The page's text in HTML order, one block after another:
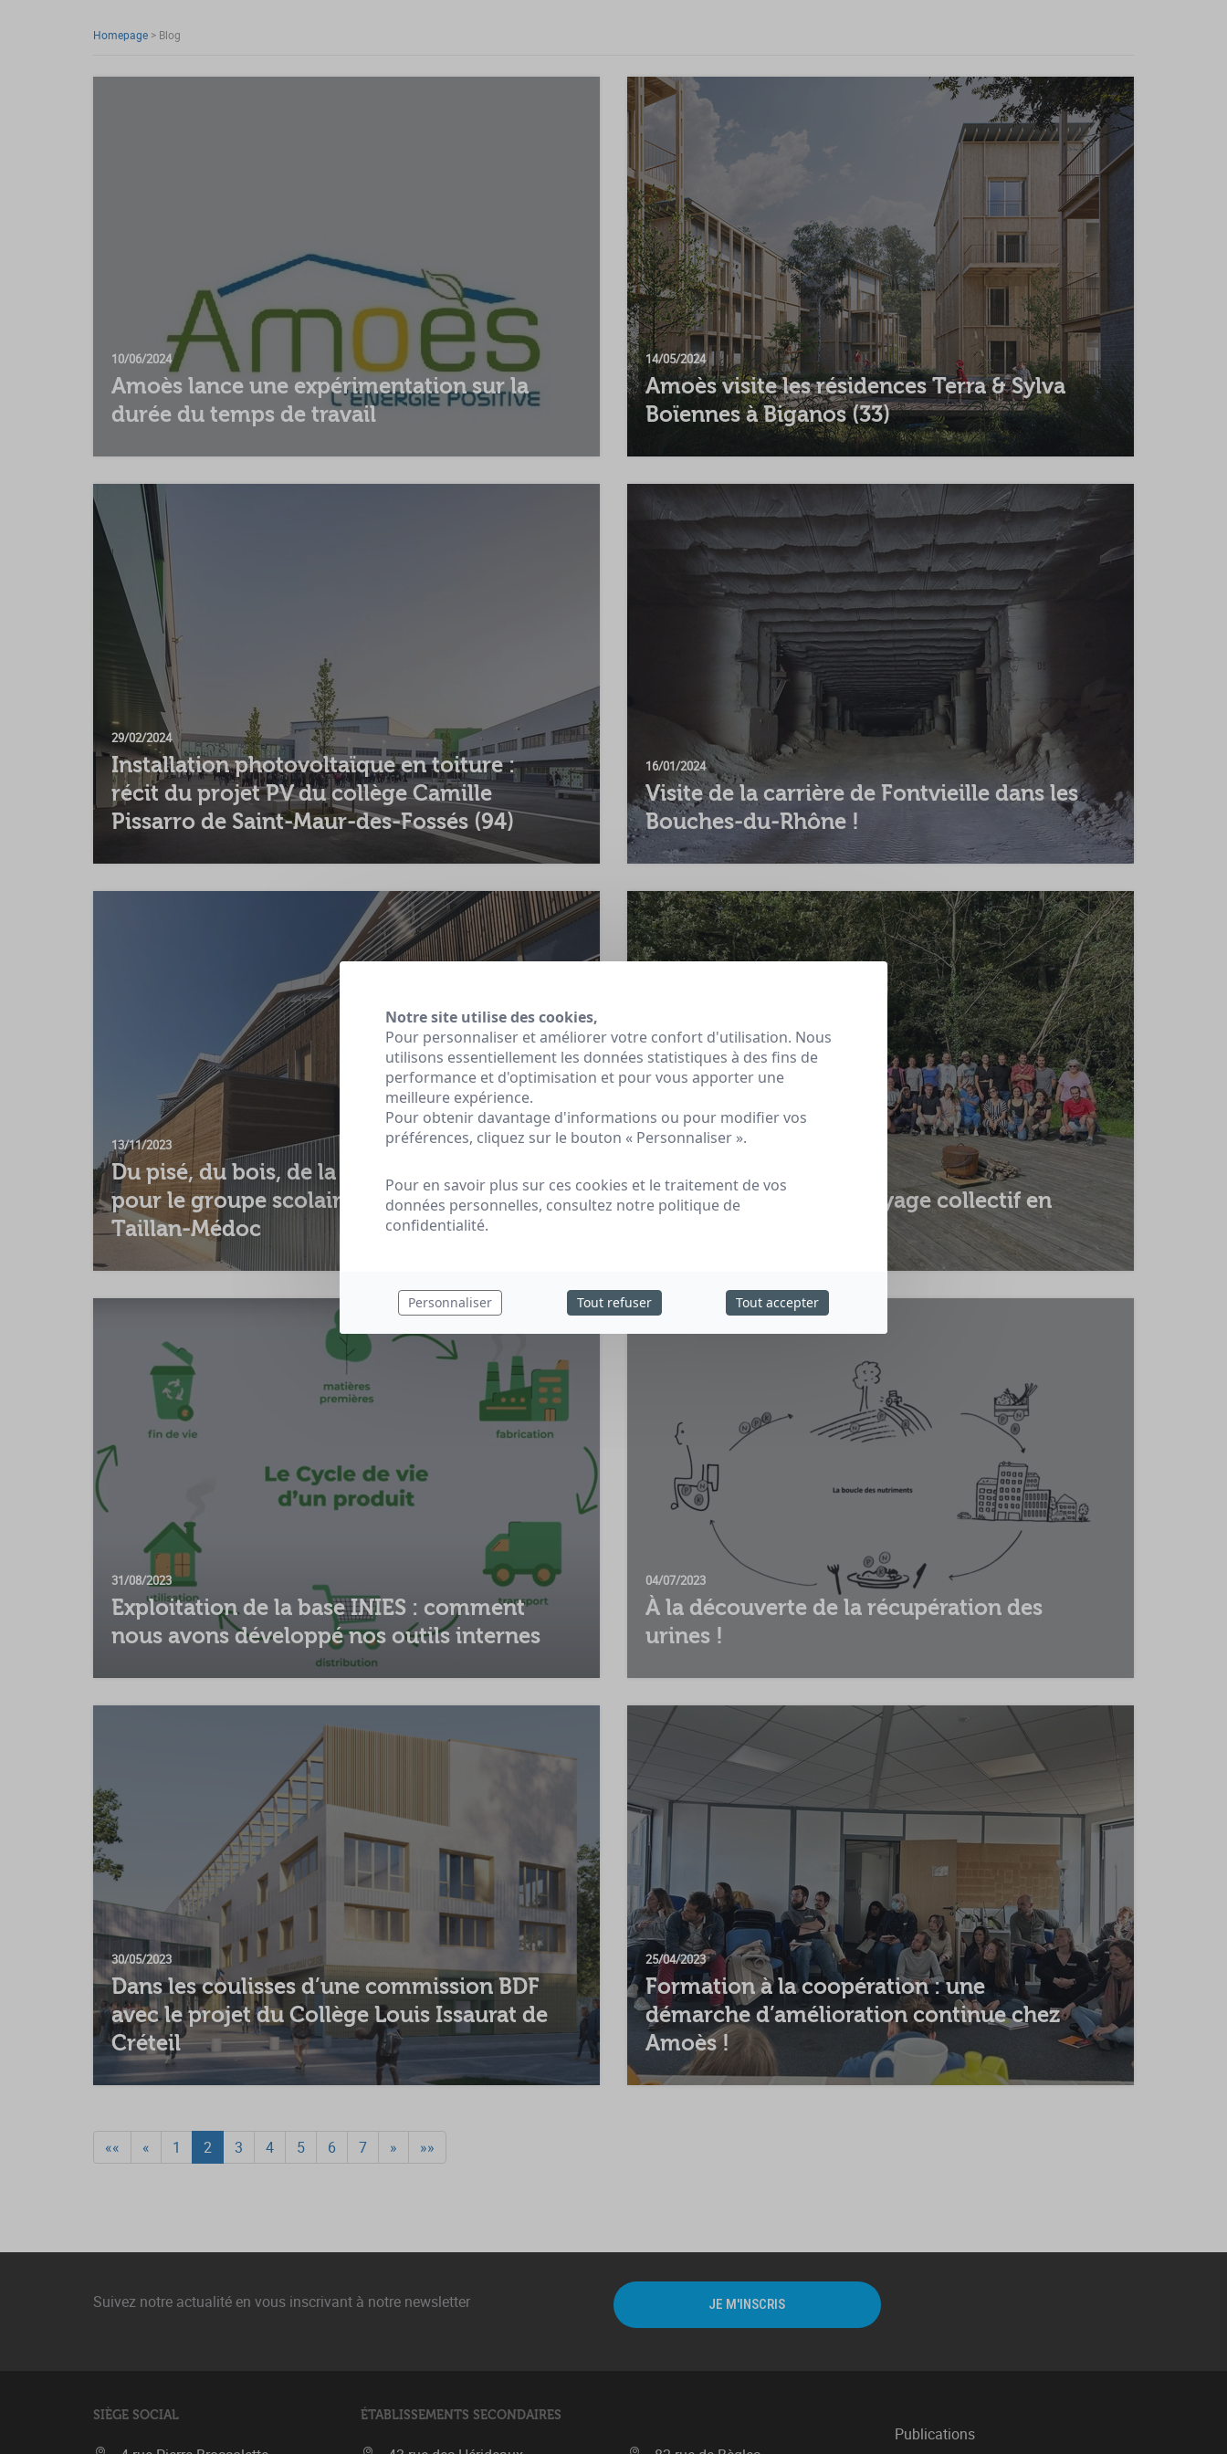
Homepage > Blog
10/06/2024
Amoès lance une expérimentation sur la
durée du temps de travail
14/05/2024
Amoès visite les résidences Terra & Sylva
Boïennes à Biganos (33)
29/02/2024
Installation photovoltaïque en toiture :
récit du projet PV du collège Camille
Pissarro de Saint-Maur-des-Fossés (94)
16/01/2024
Visite de la carrière de Fontvieille dans les
Bouches-du-Rhône !
13/11/2023
Du pisé, du bois, de la paille et du low tech
pour le groupe scolaire Anita Conti au
Taillan-Médoc
Séminaire 2023 : un voyage collectif en
31/08/2023
Exploitation de la base INIES : comment
nous avons développé nos outils internes
04/07/2023
À la découverte de la récupération des
urines !
30/05/2023
Dans les coulisses d’une commission BDF
avec le projet du Collège Louis Issaurat de
Créteil
25/04/2023
Formation à la coopération : une
démarche d’amélioration continue chez
Amoès !
«« « 1 2 3 4 5 6 7 » »»
Suivez notre actualité en vous inscrivant à notre newsletter JE M'INSCRIS
SIÈGE SOCIAL ÉTABLISSEMENTS SECONDAIRES
Publications
Notre site utilise des cookies,
Pour personnaliser et améliorer votre confort d'utilisation. Nous
utilisons essentiellement les données statistiques à des fins de
performance et d'optimisation et pour vous apporter une
meilleure expérience.
Pour obtenir davantage d'informations ou pour modifier vos
préférences, cliquez sur le bouton « Personnaliser ».
Pour en savoir plus sur ces cookies et le traitement de vos
données personnelles, consultez notre politique de
confidentialité.
Personnaliser Tout refuser Tout accepter